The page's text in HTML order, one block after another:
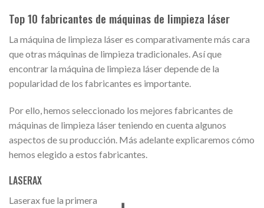
Top 10 fabricantes de máquinas de limpieza láser
La máquina de limpieza láser es comparativamente más cara
que otras máquinas de limpieza tradicionales. Así que
encontrar la máquina de limpieza láser depende de la
popularidad de los fabricantes es importante.
Por ello, hemos seleccionado los mejores fabricantes de
máquinas de limpieza láser teniendo en cuenta algunos
aspectos de su producción. Más adelante explicaremos cómo
hemos elegido a estos fabricantes.
LASERAX
Laserax fue la primera